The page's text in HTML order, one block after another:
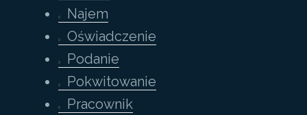
Najem
Oświadczenie
Podanie
Pokwitowanie
Pracownik